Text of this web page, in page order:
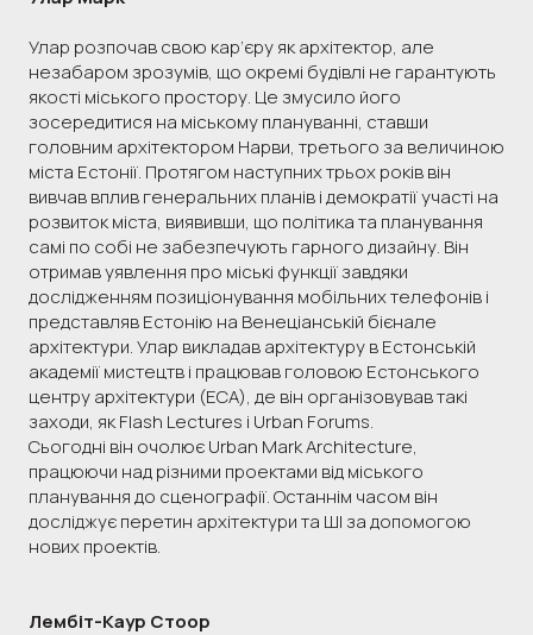
Улар розпочав свою кар’єру як архітектор, але
незабаром зрозумів, що окремі будівлі не гарантують
якості міського простору. Це змусило його
зосередитися на міському плануванні, ставши
головним архітектором Нарви, третього за величиною
міста Естонії. Протягом наступних трьох років він
вивчав вплив генеральних планів і демократії участі на
розвиток міста, виявивши, що політика та планування
самі по собі не забезпечують гарного дизайну. Він
отримав уявлення про міські функції завдяки
дослідженням позиціонування мобільних телефонів і
представляв Естонію на Венеціанській бієнале
архітектури. Улар викладав архітектуру в Естонській
академії мистецтв і працював головою Естонського
центру архітектури (ECA), де він організовував такі
заходи, як Flash Lectures і Urban Forums.
Сьогодні він очолює Urban Mark Architecture,
працюючи над різними проектами від міського
планування до сценографії. Останнім часом він
досліджує перетин архітектури та ШІ за допомогою
нових проектів.
Лембіт-Каур Стоор